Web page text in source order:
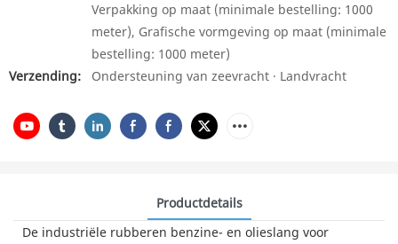
Verpakking op maat (minimale bestelling: 1000
meter), Grafische vormgeving op maat (minimale
bestelling: 1000 meter)
Verzending:
Ondersteuning van zeevracht · Landvracht
Productdetails
De industriële rubberen benzine- en olieslang voor